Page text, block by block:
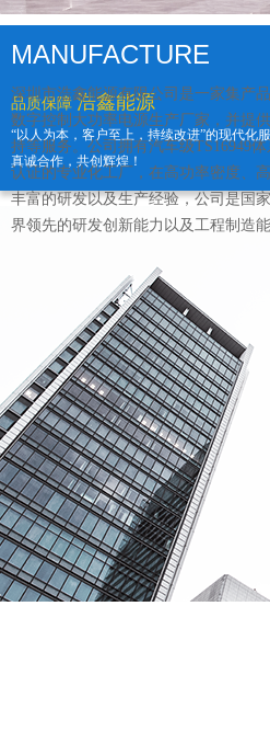
深圳市浩鑫能源有限公司是一家集产
数字控制大功率电源生产厂家，并提
持等服务。公司拥有汽车级TS16949
认证的专业化工厂，在高功率密度、
丰富的研发以及生产经验，公司是国
界领先的研发创新能力以及工程制造能
MANUFACTURE
品质保障浩鑫能源
“以人为本，客户至上，持续改进”的现代化
真诚合作，共创辉煌！
17年专业